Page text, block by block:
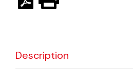
Description